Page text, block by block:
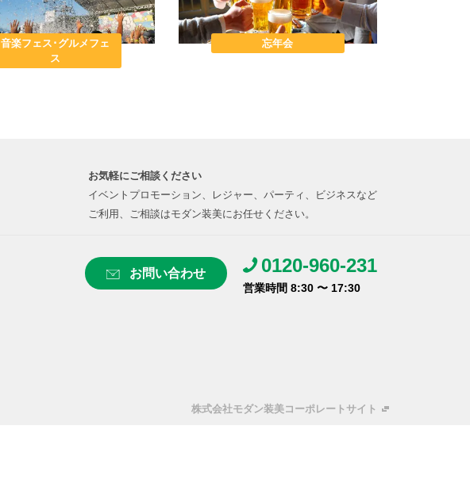
音楽フェス･グルメフェ
ス
忘年会
お気軽にご相談ください
イベントプロモーション、レジャー、パーティ、ビジネスなど
ご利用、ご相談はモダン装美にお任せください。
お問い合わせ 0120-960-231
営業時間 8:30 〜 17:30
株式会社モダン装美コーポレートサイト